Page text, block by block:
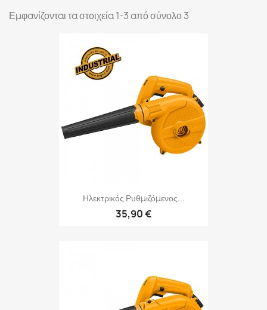
Εμφανίζονται τα στοιχεία 1-3 από σύνολο 3
Ηλεκτρικός Ρυθμιζόμενος...
35,90 €